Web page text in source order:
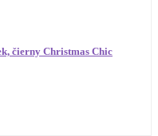
čierny Christmas Chic